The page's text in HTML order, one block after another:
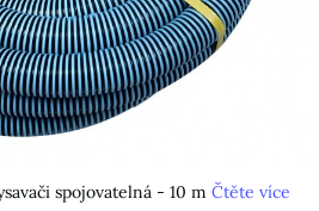
spojovatelná - 10 m Čtěte více